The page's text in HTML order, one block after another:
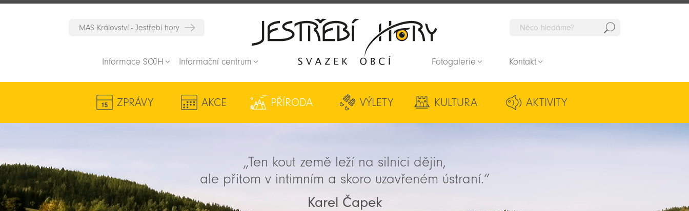
MAS Království - Jestřebí hory
Informace SOJH Informační centrum Fotogalerie Kontakt
ZPRÁVY AKCE PŘÍRODA VÝLETY KULTURA AKTIVITY
„Ten kout země leží na silnici dějin,
ale přitom v intimním a skoro uzavřeném ústraní.“
Karel Čapek